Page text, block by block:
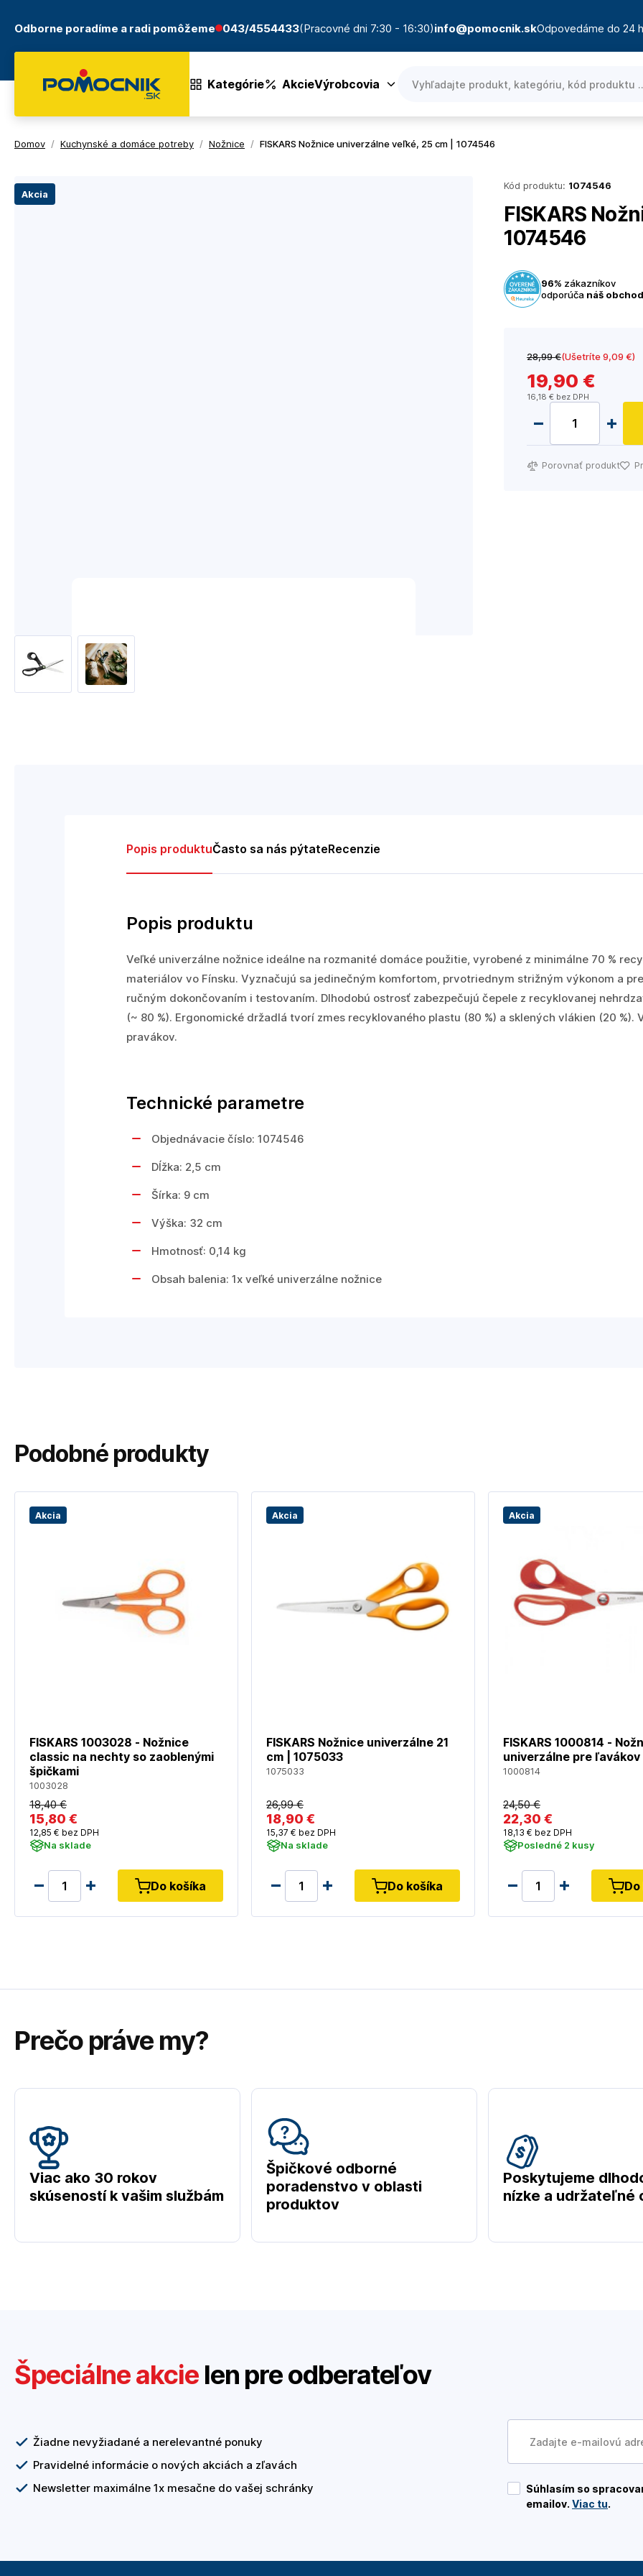
Odborne poradíme a radi pomôžeme 043/4554433(Pracovné dni 7:30 - 16:30)info@pomocnik.skOdpovedáme do 24
Kategórie AkcieVýrobcovia
Domov / Kuchynské a domáce potreby / Nožnice / FISKARS Nožnice univerzálne veľké, 25 cm | 1074546
Akcia
Kód produktu: 1074546
FISKARS
1074546
96% zákazníkov
odporúča náš obchod
28,99 €(Ušetríte 9,09 €)
19,90 €
16,18 € bez DPH
Porovnať produkt
Popis produktuČasto sa nás pýtateRecenzie
Popis produktu
Veľké univerzálne nožnice ideálne na rozmanité domáce použitie, vyrobené z minimálne 70 %
materiálov vo Fínsku. Vyznačujú sa jedinečným komfortom, prvotriednym strižným výkonom a
ručným dokončovaním i testovaním. Dlhodobú ostrosť zabezpečujú čepele z recyklovanej
(~ 80 %). Ergonomické držadlá tvorí zmes recyklovaného plastu (80 %) a sklených vlákien (20 %).
pravákov.
Technické parametre
Objednávacie číslo: 1074546
Dĺžka: 2,5 cm
Šírka: 9 cm
Výška: 32 cm
Hmotnosť: 0,14 kg
Obsah balenia: 1x veľké univerzálne nožnice
Podobné produkty
Akcia
FISKARS 1003028 - Nožnice
classic na nechty so zaoblenými
špičkami
1003028
18,40 €
15,80 €
12,85 € bez DPH
Na sklade
Do košíka
Akcia
FISKARS Nožnice univerzálne 21
cm | 1075033
1075033
26,99 €
18,90 €
15,37 € bez DPH
Na sklade
Do košíka
Akcia
FISKARS 1000814 -
univerzálne pre ľavákov
1000814
24,50 €
22,30 €
18,13 € bez DPH
Posledné 2 kusy
Prečo práve my?
Viac ako 30 rokov
skúseností k vašim službám
Špičkové odborné
poradenstvo v oblasti
produktov
Poskytujeme
nízke a udržateľné
Špeciálne akcielen pre odberateľov
Žiadne nevyžiadané a nerelevantné ponuky
Pravidelné informácie o nových akciách a zľavách
Newsletter maximálne 1x mesačne do vašej schránky
Súhlasím so
emailov. Viac tu.